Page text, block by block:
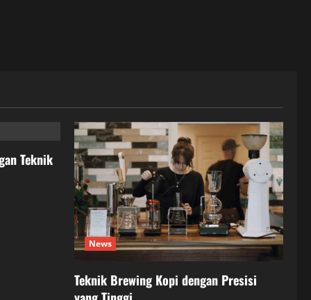
Teknik
News
Teknik Brewing Kopi dengan Presisi